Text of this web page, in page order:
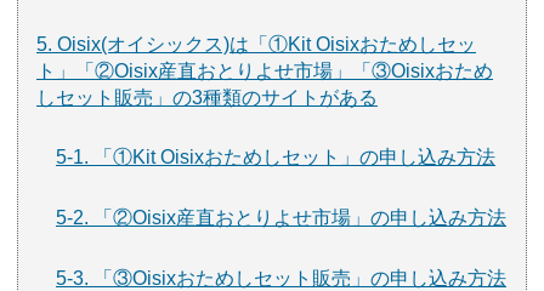
5. Oisix(オイシックス)は「①Kit Oisixおためしセッ
ト」「②Oisix産直おとりよせ市場」「③Oisixおため
しセット販売」の3種類のサイトがある
5-1. 「①Kit Oisixおためしセット」の申し込み方法
5-2. 「②Oisix産直おとりよせ市場」の申し込み方法
5-3. 「③Oisixおためしセット販売」の申し込み方法